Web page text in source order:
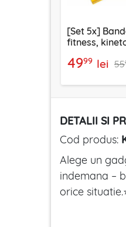
[Set 5x]
fitness,
4999 lei 55
DETALII SI
Cod produs:
Alege un
indemana –
orice